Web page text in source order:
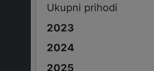
Ukupni prihodi